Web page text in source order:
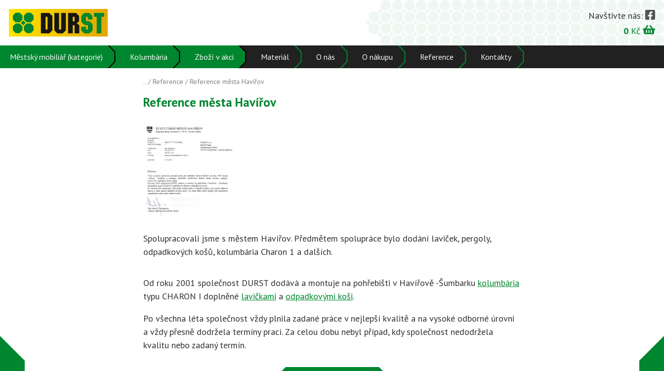
Navštivte nás:
0 Kč
Městský mobiliář (kategorie) Kolumbária Zboží v akci Materiál O nás O nákupu Reference Kontakty
.. / Reference / Reference města Havířov
Reference města Havířov
Spolupracovali jsme s městem Havířov. Předmětem spolupráce bylo dodání laviček, pergoly,
odpadkových košů, kolumbária Charon 1 a dalších.
Od roku 2001 společnost DURST dodává a montuje na pohřebišti v Havířově -Šumbarku kolumbária
typu CHARON I doplněné lavičkami a odpadkovými koši.
Po všechna léta společnost vždy plnila zadané práce v nejlepší kvalitě a na vysoké odborné úrovni
a vždy přesně dodržela termíny prací. Za celou dobu nebyl případ, kdy společnost nedodržela
kvalitu nebo zadaný termín.